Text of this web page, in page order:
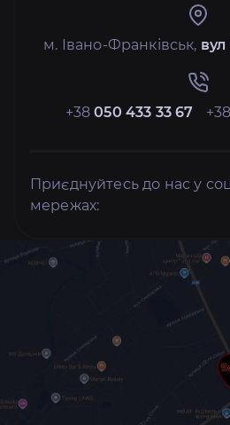
м. Івано-Франківськ,
+38050 433 33 67
Приєднуйтесь до нас у
мережах: